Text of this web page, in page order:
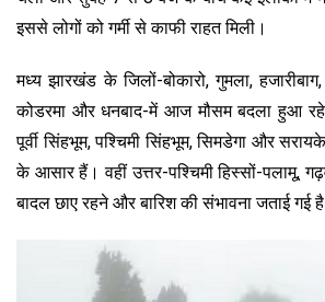
इससे लोगों को गर्मी से काफी राहत मिली।
मध्य झारखंड के जिलों-बोकारो, गुमला,
कोडरमा और धनबाद-में आज मौसम बदला हुआ
पूर्वी सिंहभूम, पश्चिमी सिंहभूम, सिमडेगा और
के आसार हैं। वहीं उत्तर-पश्चिमी हिस्सों-पलामू,
बादल छाए रहने और बारिश की संभावना जताई गई